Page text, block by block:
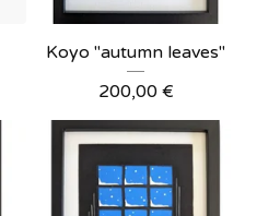
Koyo "autumn leaves"
200,00 €